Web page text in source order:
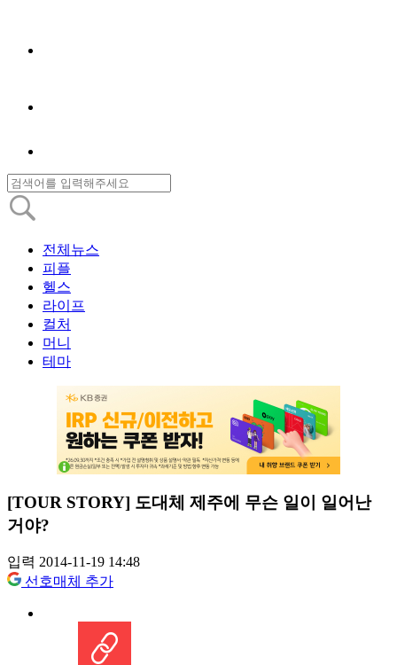
전체뉴스
피플
헬스
라이프
컬처
머니
테마
[TOUR STORY] 도대체 제주에 무슨 일이 일어난
거야?
입력 2014-11-19 14:48
선호매체 추가